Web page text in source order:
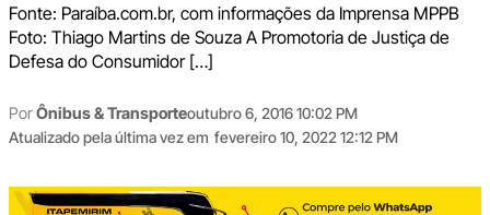
Fonte: Paraíba.com.br, com informações da Imprensa MPPB
Foto: Thiago Martins de Souza A Promotoria de Justiça de
Defesa do Consumidor […]
PorÔnibus & Transporteoutubro 6, 2016 10:02 PM
Atualizado pela última vez em fevereiro 10, 2022 12:12 PM